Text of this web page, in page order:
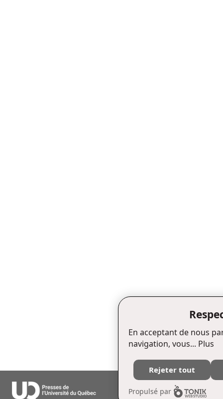
Édifice Fleurie, 480, de La Chapelle,
Tél. : (418) 657-4399 Téléc. : (418)
En acceptant de nous
navigation, vous... Plus
Rejeter tout
Propulsé par